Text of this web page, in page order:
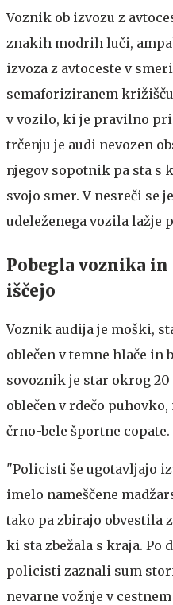
Voznik ob izvozu z
znakih modrih luči,
izvoza z avtoceste v
semaforiziranem
v vozilo, ki je pravilno
trčenju je audi nevozen
njegov sopotnik pa sta s
svojo smer. V nesreči se
udeleženega vozila lažje
Pobegla voznika in
iščejo
Voznik audija je moški,
oblečen v temne hlače in
sovoznik je star okrog
oblečen v rdečo
črno-bele športne copate.
"Policisti še ugotavljajo
imelo nameščene
tako pa zbirajo obvestila
ki sta zbežala s kraja. Po
policisti zaznali sum
nevarne vožnje v